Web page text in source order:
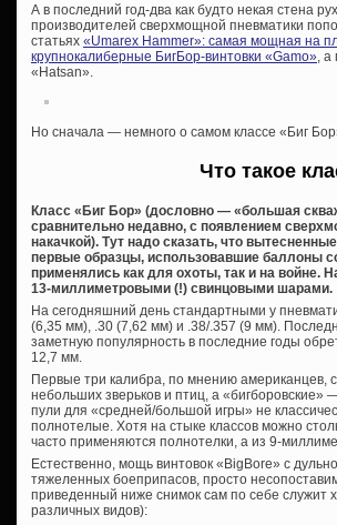
А в последний год-два как будто некая стена
производителей сверхмощной пневматики
статьях «Umarex Hammer»: самая мощная на
крупнокалиберные БигБор-винтовки «Gamo» ,
«Hatsan».
Но сначала — немного о самом классе «Биг
Что такое
Класс «Биг Бор» (дословно — «большая
сравнительно недавно, с появлением
накачкой). Тут надо сказать, что
первые образцы, использовавшие баллоны
применялись как для охоты, так и на войне.
13-миллиметровыми (!) свинцовыми шарами.
На сегодняшний день стандартными у
(6,35 мм), .30 (7,62 мм) и .38/.357 (9 мм).
заметную популярность в последние годы
12,7 мм.
Первые три калибра, по мнению американцев,
небольших зверьков и птиц, а
пули для «средней/большой игры» не
полнотелые. Хотя на стыке классов можно
часто применяются полнотелки, а из 9-
Естественно, мощь винтовок «BigBore» с
тяжеленных боеприпасов, просто
приведенный ниже снимок сам по себе
различных видов):